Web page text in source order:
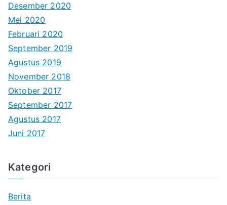
Desember 2020
Mei 2020
Februari 2020
September 2019
Agustus 2019
November 2018
Oktober 2017
September 2017
Agustus 2017
Juni 2017
Kategori
Berita